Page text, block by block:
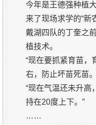
今年是王德强种植
来了现场求学的“新
戴湖四队的丁奎之
植技术。
“现在要抓紧育苗，
右，防止坏苗死苗
“现在气温还未升高
持在20度上下。”
……